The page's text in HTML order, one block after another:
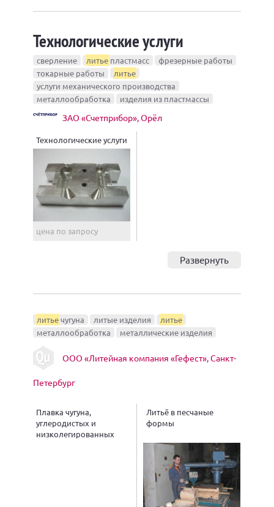
Технологические услуги
сверление литье пластмасс
фрезерные работы
токарные работы
литье
услуги механического производства
металлообработка
изделия из пластмассы
ЗАО «Счетприбор», Орёл
Технологические услуги
цена по запросу
Развернуть
литьечугуна литые изделия
литье
металлообработка
металлические изделия
ООО «Литейная компания «Гефест», Санкт-
Петербург
Плавка чугуна,
углеродистых и
низколегированных
Литьё в песчаные
формы